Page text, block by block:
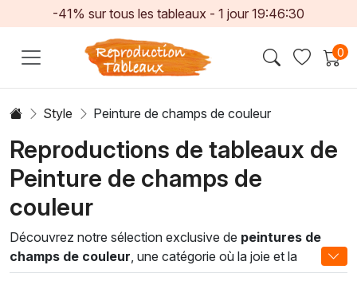
-41% sur tous les tableaux -1 jour 19:46:28
0
Style Peinture de champs de couleur
Reproductions de tableaux de
Peinture de champs de
couleur
Découvrez notre sélection exclusive de peintures de
champs de couleur , une catégorie où la joie et la
luminosité se rencontrent pour transformer votre espace.